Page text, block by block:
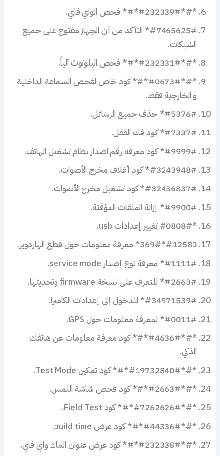
*#*#232339#*#* فحص الواي فاي.
#7465625#* التأكد من أن الجهاز مفتوح على جميع
الشبكات.
*#*#232331#*#* فحص البلوتوث آلياً.
*#*#0673#*#* كود خاص لفحص السماعة الداخلية
و الخارجية فقط.
#5376#* حذف جميع الرسائل.
#7337#* كود فك القفل.
#9999#* كود معرفه رقم اصدار نظام تشغيل الهاتف.
#3243948#* كود أغلاف مخرج الأصوات.
#32436837#* كود تشغيل مخرج الأصوات.
#9900#* إزالة الملفات المؤقتة.
*#0808# تغيير إعدادات usb.
#12580*369#* معرفة معلومات حول قطع الهاردوير.
#1111#* معرفة نوع إصدار service mode.
#2663#* للتعرف على نسخة firmware وتحديثها.
#34971539#* للدخول إلى إعدادات الكاميرا.
#0011#* لمعرفة معلومات حول GPS.
*#*#4636#*#* كود معرفة معلومات عن هاتفك
الذكي.
*#*#19732840#*#* كود تمكين Test Mode.
*#*#2663#*#* كود فحص شاشة اللمس.
*#*#7262626#*#* كود Field Test.
*#*#44336#*#* كود عرض build time.
*#*#232338#*#* كود عرض عنوان الماك واي فاي.